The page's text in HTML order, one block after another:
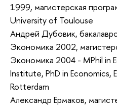
1999, магистерская
University of Toulouse
Андрей Дубовик,
Экономика 2002,
Экономика 2004 - MPhil in
Institute, PhD in Economics,
Rotterdam
Александр Ермаков,